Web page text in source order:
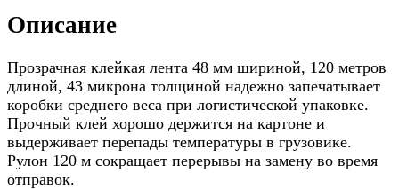
Описание
Прозрачная клейкая лента 48 мм шириной, 120 метров
длиной, 43 микрона толщиной надежно запечатывает
коробки среднего веса при логистической упаковке.
Прочный клей хорошо держится на картоне и
выдерживает перепады температуры в грузовике.
Рулон 120 м сокращает перерывы на замену во время
отправок.